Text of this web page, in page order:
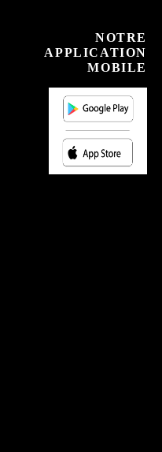
NOTRE
APPLICATION
MOBILE